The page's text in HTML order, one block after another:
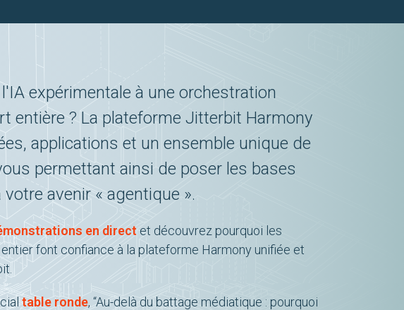
expérimentale à une orchestration
entière ? La plateforme Jitterbit Harmony
applications et un ensemble unique de
permettant ainsi de poser les bases
avenir « agentique ».
en direct et découvrez pourquoi les
font confiance à la plateforme Harmony unifiée et
table ronde, “Au-delà du battage médiatique : pourquoi